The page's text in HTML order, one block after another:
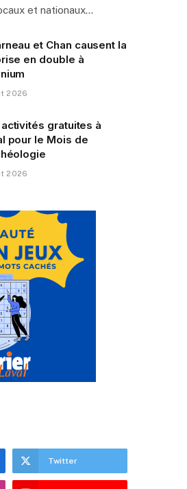
et nationaux…
et Chan causent la
en double à
2026
gratuites à
pour le Mois de
2026
Twitter